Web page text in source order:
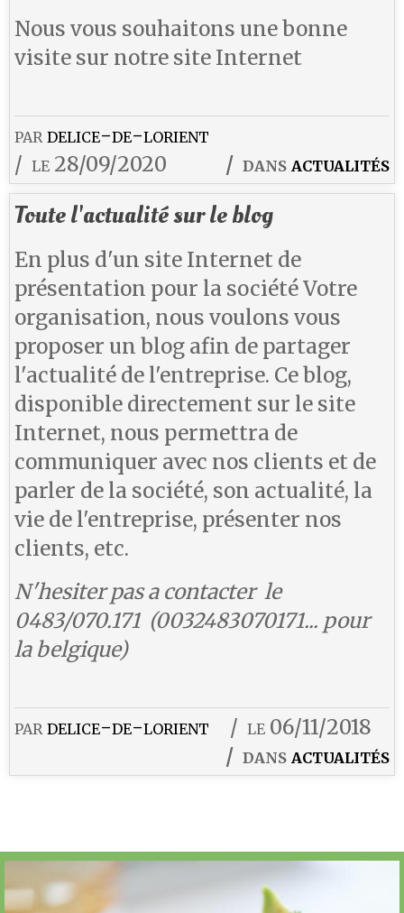
pardelice-de-lorient
le 28/09/2020
dansactualités
Nous vous souhaitons une bonne
visite sur notre site Internet
Toute l'actualité sur le blog
pardelice-de-lorient
le 06/11/2018
dansactualités
En plus d'un site Internet de
présentation pour la société Votre
organisation, nous voulons vous
proposer un blog afin de partager
l'actualité de l'entreprise. Ce blog,
disponible directement sur le site
Internet, nous permettra de
communiquer avec nos clients et de
parler de la société, son actualité, la
vie de l'entreprise, présenter nos
clients, etc.
N'hesiter pas a contacter le
0483/070.171 (0032483070171... pour
la belgique)